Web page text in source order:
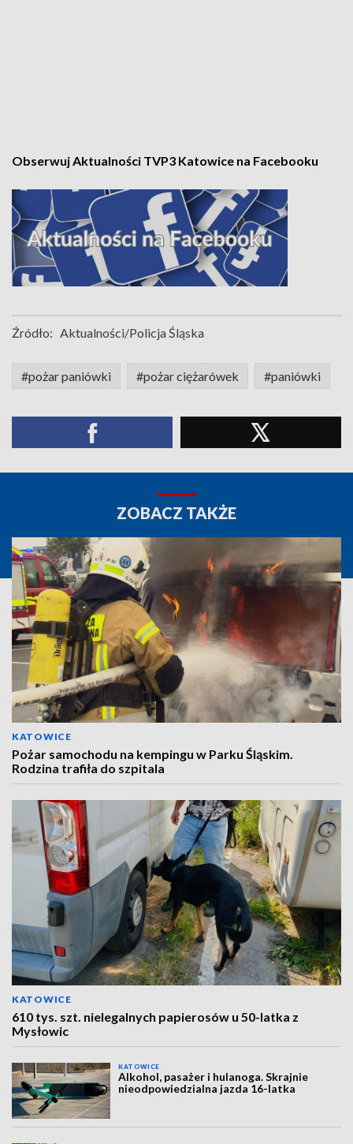
Obserwuj Aktualności TVP3 Katowice na Facebooku
Źródło: Aktualności/Policja Śląska
#pożar paniówki #pożar ciężarówek #paniówki
ZOBACZ TAKŻE
KATOWICE
Pożar samochodu na kempingu w Parku Śląskim.
Rodzina trafiła do szpitala
KATOWICE
610 tys. szt. nielegalnych papierosów u 50-latka z
Mysłowic
KATOWICE
Alkohol, pasażer i hulanoga. Skrajnie
nieodpowiedzialna jazda 16-latka